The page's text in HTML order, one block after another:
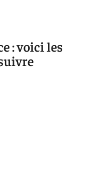
: voici les